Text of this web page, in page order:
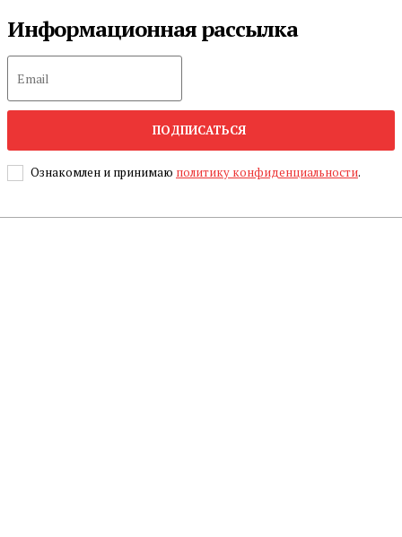
Информационная рассылка
ПОДПИСАТЬСЯ
Ознакомлен и принимаю политику конфиденциальности.